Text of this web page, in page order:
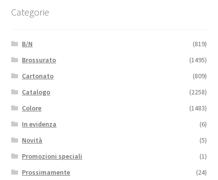
Categorie
B/N
(819)
Brossurato
(1495)
Cartonato
(809)
Catalogo
(2258)
Colore
(1483)
In evidenza
(6)
Novità
(5)
Promozioni speciali
(1)
Prossimamente
(24)